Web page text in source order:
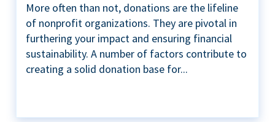
More often than not, donations are the lifeline
of nonprofit organizations. They are pivotal in
furthering your impact and ensuring financial
sustainability. A number of factors contribute to
creating a solid donation base for...